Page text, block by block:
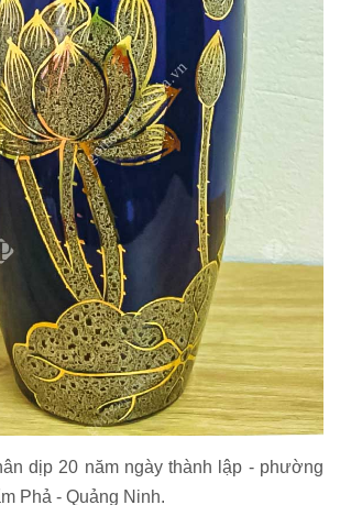
dịp 20 năm ngày thành lập - phường
Phả - Quảng Ninh.